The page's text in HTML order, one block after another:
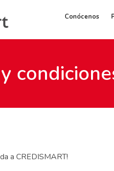
Conócenos
a CREDISMART!